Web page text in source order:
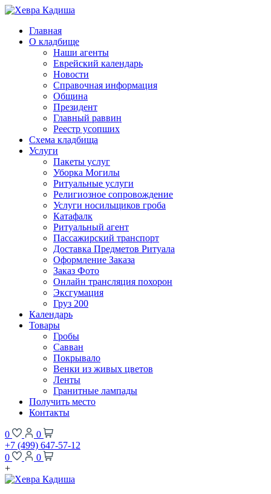
Главная
О кладбище
Наши агенты
Еврейский календарь
Новости
Справочная информация
Община
Президент
Главный раввин
Реестр усопших
Схема кладбища
Услуги
Пакеты услуг
Уборка Могилы
Ритуальные услуги
Религиозное сопровождение
Услуги носильщиков гроба
Катафалк
Ритуальный агент
Пассажирский транспорт
Доставка Предметов Ритуала
Оформление Заказа
Заказ Фото
Онлайн трансляция похорон
Эксгумация
Груз 200
Календарь
Товары
Гробы
Савван
Покрывало
Венки из живых цветов
Ленты
Гранитные лампады
Получить место
Контакты
0
0
+7 (499) 647-57-12
0
0
+